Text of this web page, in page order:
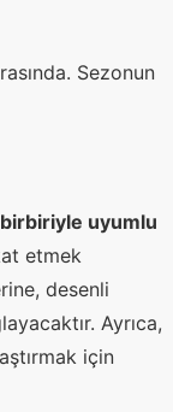
Sezonun
uyumlu
etmek
desenli
Ayrıca,
için